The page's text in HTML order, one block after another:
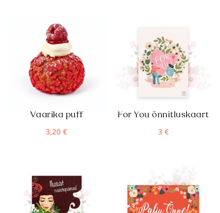
Vaarika puff
3,20€
For You õnnitluskaart
3 €